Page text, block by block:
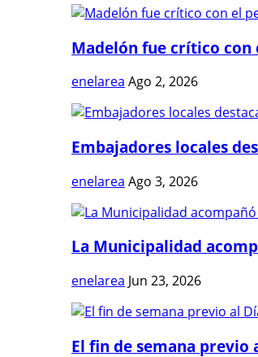
Madelón fue crítico con
enelarea Ago 2, 2026
Embajadores locales
enelarea Ago 3, 2026
La Municipalidad
enelarea Jun 23, 2026
El fin de semana previo